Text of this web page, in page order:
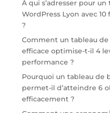
À qui s’adresser pour
WordPress Lyon avec
?
Comment un tableau
efficace optimise-t-il 4
performance ?
Pourquoi un tableau de
permet-il d’atteindre 6
efficacement ?